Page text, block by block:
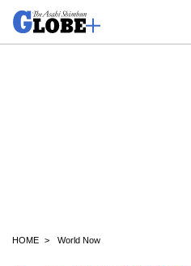
HOME World Now